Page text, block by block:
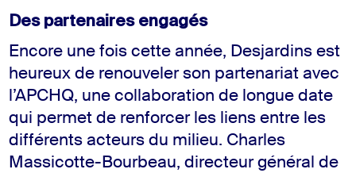
Des partenaires engagés
Encore une fois cette année, Desjardins est
heureux de renouveler son partenariat avec
l’APCHQ, une collaboration de longue date
qui permet de renforcer les liens entre les
différents acteurs du milieu. Charles
Massicotte-Bourbeau, directeur général de